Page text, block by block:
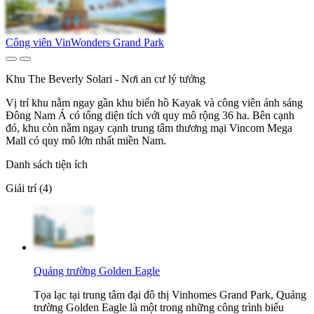
Công viên VinWonders Grand Park
Khu The Beverly Solari - Nơi an cư lý tưởng
Vị trí khu nằm ngay gần khu biển hồ Kayak và công viên ánh sáng
Đông Nam Á có tổng diện tích với quy mô rộng 36 ha. Bên cạnh
đó, khu còn nằm ngay cạnh trung tâm thương mại Vincom Mega
Mall có quy mô lớn nhất miền Nam.
Danh sách tiện ích
Giải trí (4)
Quảng trường Golden Eagle
Tọa lạc tại trung tâm đại đô thị Vinhomes Grand Park, Quảng
trường Golden Eagle là một trong những công trình biểu